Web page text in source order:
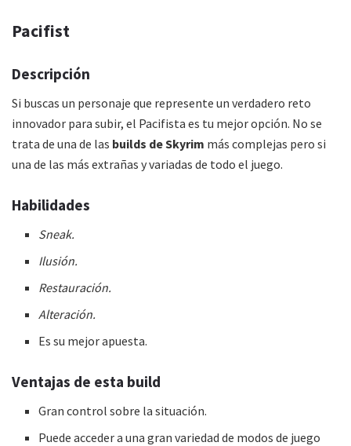
Pacifist
Descripción
Si buscas un personaje que represente un verdadero reto
innovador para subir, el Pacifista es tu mejor opción. No se
trata de una de las builds de Skyrim más complejas pero si
una de las más extrañas y variadas de todo el juego.
Habilidades
Sneak.
Ilusión.
Restauración.
Alteración.
Es su mejor apuesta.
Ventajas de esta build
Gran control sobre la situación.
Puede acceder a una gran variedad de modos de juego